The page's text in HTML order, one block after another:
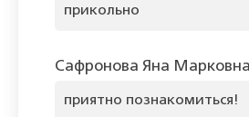
прикольно
Сафронова Яна Марковна
приятно познакомиться!